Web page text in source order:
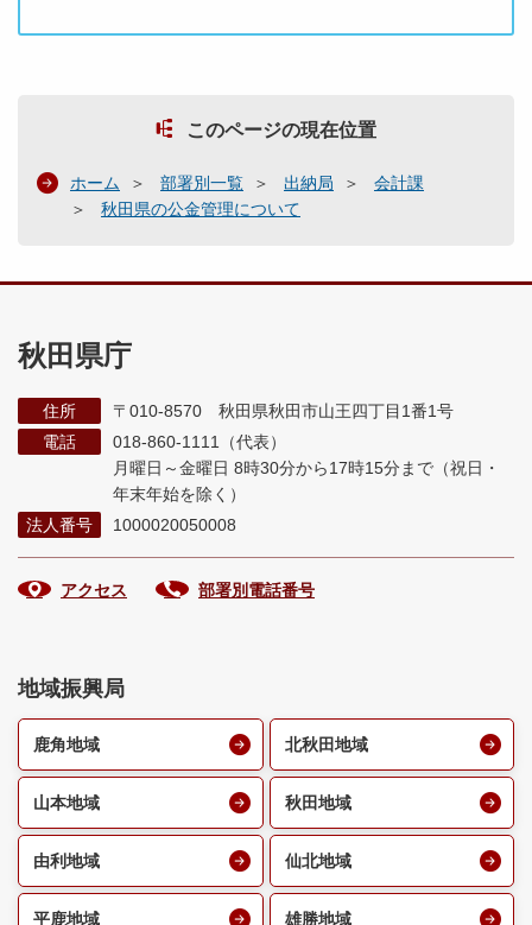
このページの現在位置
ホーム 部署別一覧 出納局
会計課
秋田県の公金管理について
秋田県庁
住所
〒010-8570 秋田県秋田市山王四丁目1番1号
電話
018-860-1111（代表）
月曜日～金曜日 8時30分から17時15分まで （祝日・
年末年始を除く）
法人番号
1000020050008
アクセス 部署別電話番号
地域振興局
鹿角地域 北秋田地域
山本地域 秋田地域
由利地域 仙北地域
平鹿地域 雄勝地域